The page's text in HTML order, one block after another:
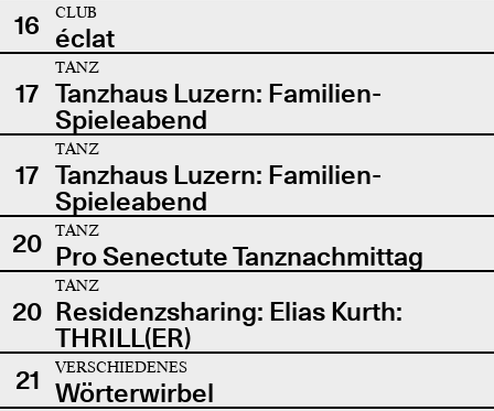
16
CLUB
éclat
17
TANZ
Tanzhaus Luzern: Familien-
Spieleabend
17
TANZ
Tanzhaus Luzern: Familien-
Spieleabend
20
TANZ
Pro Senectute Tanznachmittag
20
TANZ
Residenzsharing: Elias Kurth:
THRILL(ER)
21
VERSCHIEDENES
Wörterwirbel